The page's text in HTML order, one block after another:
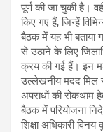
पूर्ण की जा चुकी है।
किए गए हैं, जिन्हें
बैठक में यह भी बताया
से उठाने के लिए
क्रय की गई हैं। इन
उल्लेखनीय मदद मिल
अपराधों की रोकथाम
बैठक में परियोजना
शिक्षा अधिकारी